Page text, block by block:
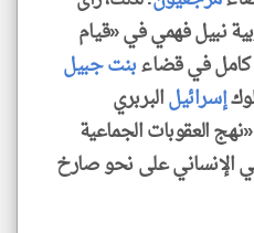
نبيل فهمي في «قيام
في قضاءبنت جبيل
إسرائيلالبربري
العقوبات الجماعية
الإنساني على نحو صارخ